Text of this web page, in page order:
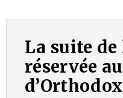
La suite
réservée